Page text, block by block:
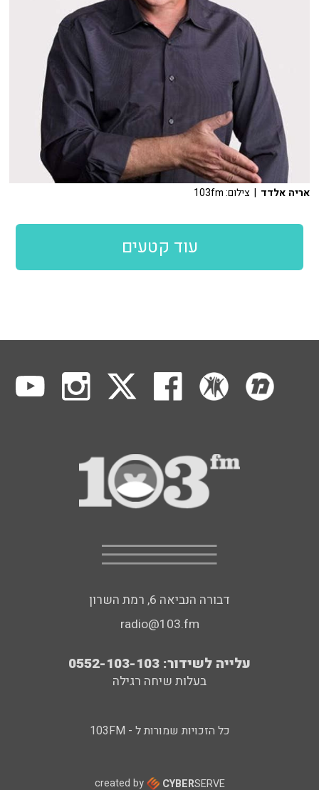
אריה אלדד | צילום: 103fm
עוד קטעים
דבורה הנביאה 6, רמת השרון
radio@103.fm
עלייה לשידור: 0552-103-103
בעלות שיחה רגילה
כל הזכויות שמורות ל - 103FM
created by CYBERSERVE